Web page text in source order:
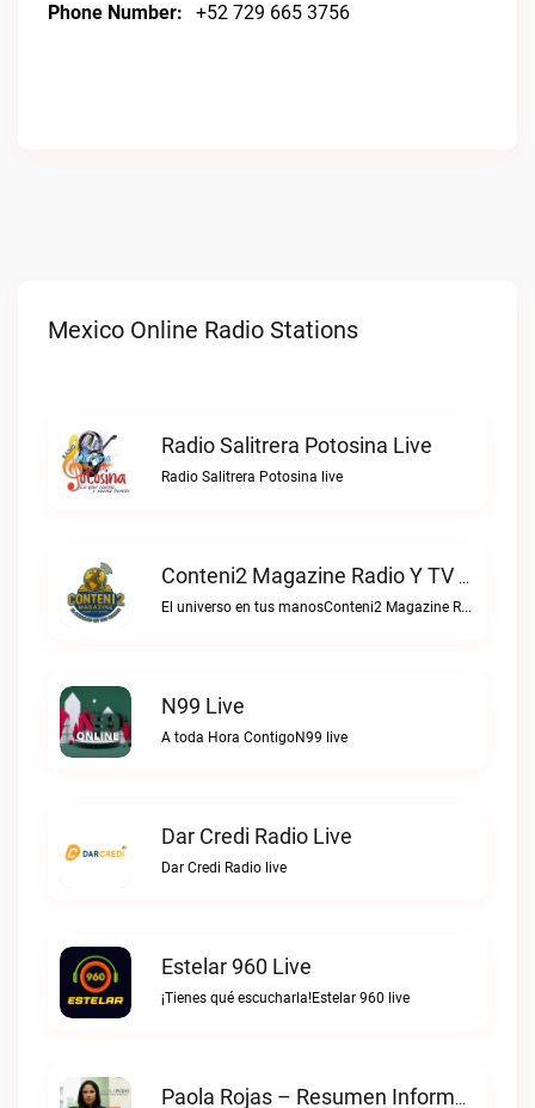
Phone Number:
+52 729 665 3756
Mexico Online Radio Stations
Radio Salitrera Potosina Live
Radio Salitrera Potosina live
Conteni2 Magazine Radio Y TV Digital Live
El universo en tus manosConteni2 Magazine Radio y TV Digital live
N99 Live
A toda Hora ContigoN99 live
Dar Credi Radio Live
Dar Credi Radio live
Estelar 960 Live
¡Tienes qué escucharla!Estelar 960 live
Paola Rojas – Resumen Informativo Live